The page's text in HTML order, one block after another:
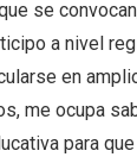
se
a nivel
en
me ocupa
para